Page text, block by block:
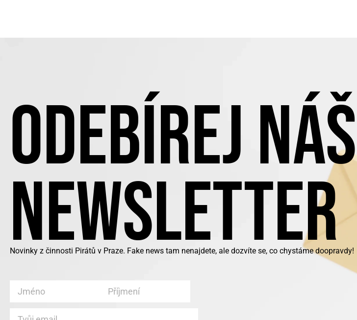
ODEBÍREJ NÁŠ
NEWSLETTER
Novinky z činnosti Pirátů v Praze. Fake news tam nenajdete, ale dozvíte se, co chystáme doopravdy!